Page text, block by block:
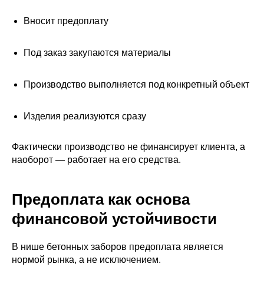
Вносит предоплату
Под заказ закупаются материалы
Производство выполняется под конкретный объект
Изделия реализуются сразу
Фактически производство не финансирует клиента, а
наоборот — работает на его средства.
Предоплата как основа
финансовой устойчивости
В нише бетонных заборов предоплата является
нормой рынка, а не исключением.